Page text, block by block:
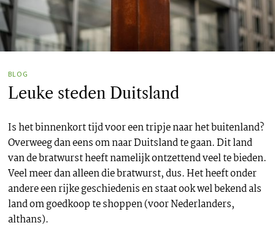
BLOG
Leuke steden Duitsland
Is het binnenkort tijd voor een tripje naar het buitenland?
Overweeg dan eens om naar Duitsland te gaan. Dit land
van de bratwurst heeft namelijk ontzettend veel te bieden.
Veel meer dan alleen die bratwurst, dus. Het heeft onder
andere een rijke geschiedenis en staat ook wel bekend als
land om goedkoop te shoppen (voor Nederlanders,
althans).